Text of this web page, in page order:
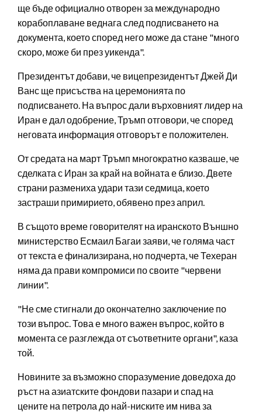
ще бъде официално отворен за международно
корабоплаване веднага след подписването на
документа, което според него може да стане "много
скоро, може би през уикенда".
Президентът добави, че вицепрезидентът Джей Ди
Ванс ще присъства на церемонията по
подписването. На въпрос дали върховният лидер на
Иран е дал одобрение, Тръмп отговори, че според
неговата информация отговорът е положителен.
От средата на март Тръмп многократно казваше, че
сделката с Иран за край на войната е близо. Двете
страни размениха удари тази седмица, което
застраши примирието, обявено през април.
В същото време говорителят на иранското Външно
министерство Есмаил Багаи заяви, че голяма част
от текста е финализирана, но подчерта, че Техеран
няма да прави компромиси по своите "червени
линии".
"Не сме стигнали до окончателно заключение по
този въпрос. Това е много важен въпрос, който в
момента се разглежда от съответните органи", каза
той.
Новините за възможно споразумение доведоха до
ръст на азиатските фондови пазари и спад на
цените на петрола до най-ниските им нива за